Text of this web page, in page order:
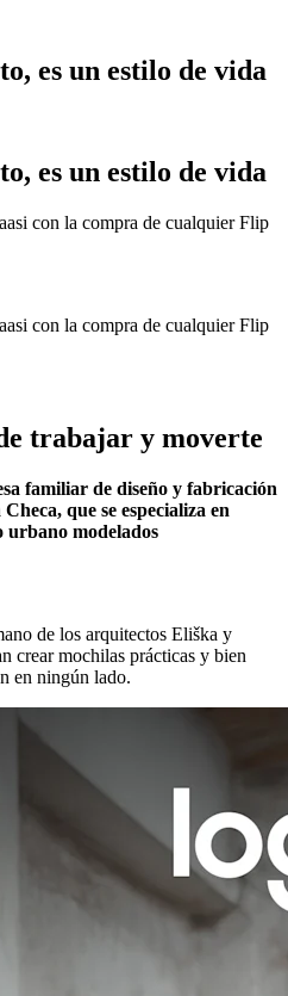
es un estilo de vida
es un estilo de vida
con la compra de cualquier Flip
con la compra de cualquier Flip
trabajar y moverte
familiar de diseño y fabricación
que se especializa en
urbano modelados
de los arquitectos Eliška y
crear mochilas prácticas y bien
en ningún lado.